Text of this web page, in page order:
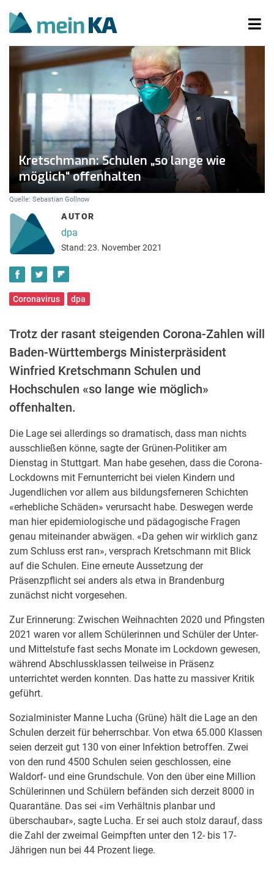
Kretschmann: Schulen „so lange wie
möglich“ offenhalten
Quelle: Sebastian Gollnow
AUTOR
dpa
Stand: 23. November 2021
Coronavirus dpa
Trotz der rasant steigenden Corona-Zahlen will
Baden-Württembergs Ministerpräsident
Winfried Kretschmann Schulen und
Hochschulen «so lange wie möglich»
offenhalten.
Die Lage sei allerdings so dramatisch, dass man nichts
ausschließen könne, sagte der Grünen-Politiker am
Dienstag in Stuttgart. Man habe gesehen, dass die Corona-
Lockdowns mit Fernunterricht bei vielen Kindern und
Jugendlichen vor allem aus bildungsferneren Schichten
«erhebliche Schäden» verursacht habe. Deswegen werde
man hier epidemiologische und pädagogische Fragen
genau miteinander abwägen. «Da gehen wir wirklich ganz
zum Schluss erst ran», versprach Kretschmann mit Blick
auf die Schulen. Eine erneute Aussetzung der
Präsenzpflicht sei anders als etwa in Brandenburg
zunächst nicht vorgesehen.
Zur Erinnerung: Zwischen Weihnachten 2020 und Pfingsten
2021 waren vor allem Schülerinnen und Schüler der Unter-
und Mittelstufe fast sechs Monate im Lockdown gewesen,
während Abschlussklassen teilweise in Präsenz
unterrichtet werden konnten. Das hatte zu massiver Kritik
geführt.
Sozialminister Manne Lucha (Grüne) hält die Lage an den
Schulen derzeit für beherrschbar. Von etwa 65.000 Klassen
seien derzeit gut 130 von einer Infektion betroffen. Zwei
von den rund 4500 Schulen seien geschlossen, eine
Waldorf- und eine Grundschule. Von den über eine Million
Schülerinnen und Schülern befänden sich derzeit 8000 in
Quarantäne. Das sei «im Verhältnis planbar und
überschaubar», sagte Lucha. Er sei auch stolz darauf, dass
die Zahl der zweimal Geimpften unter den 12- bis 17-
Jährigen nun bei 44 Prozent liege.